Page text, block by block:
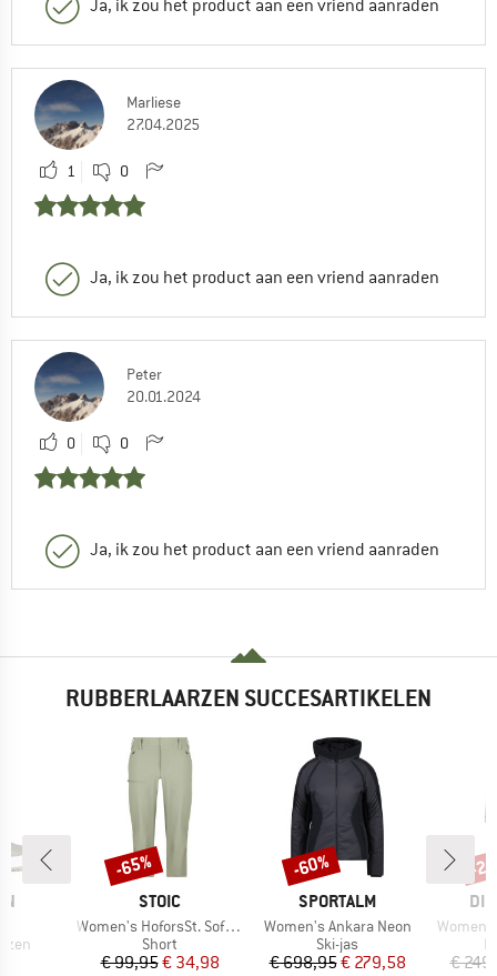
Ja, ik zou het product aan een vriend aanraden
Marliese
27.04.2025
1 0
Ja, ik zou het product aan een vriend aanraden
Peter
20.01.2024
0 0
Ja, ik zou het product aan een vriend aanraden
RUBBERLAARZEN SUCCESARTIKELEN
MERK
STOIC
Artikel
Women's HoforsSt. Softshell Pants Capri Light
Productgroep
Short
Prijs
€ 99,95Verlaagde prijs
€ 34,98
Korting
-65%
MERK
SPORTALM
Artikel
Women's Ankara Neon
Productgroep
Ski-jas
Prijs
€ 698,95Verlaagde prijs
€ 279,58
Korting
-60%
Artikel
€
-